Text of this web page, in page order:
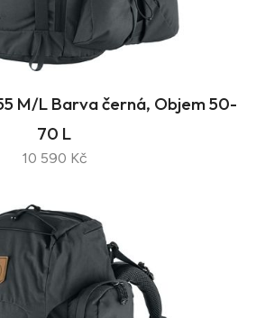
M/L Barva černá, Objem 50-
70 L
10 590 Kč